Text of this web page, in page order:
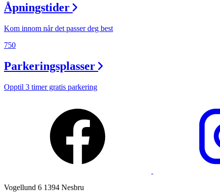
Magasin
Gavekort
Åpningstider
Kom innom når det passer deg best
750
Parkeringsplasser
Opptil 3 timer gratis parkering
Vogellund 6 1394 Nesbru